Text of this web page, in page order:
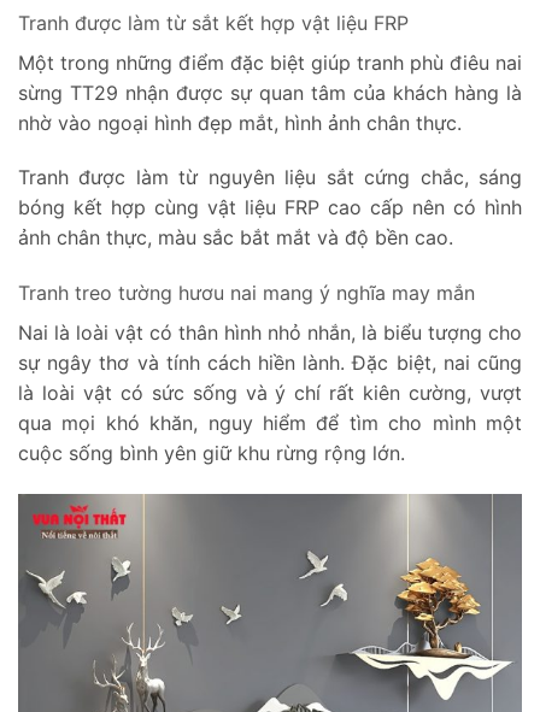
Tranh được làm từ sắt kết hợp vật liệu FRP
Một trong những điểm đặc biệt giúp tranh phù điêu nai
sừng TT29 nhận được sự quan tâm của khách hàng là
nhờ vào ngoại hình đẹp mắt, hình ảnh chân thực.
Tranh được làm từ nguyên liệu sắt cứng chắc, sáng
bóng kết hợp cùng vật liệu FRP cao cấp nên có hình
ảnh chân thực, màu sắc bắt mắt và độ bền cao.
Tranh treo tường hươu nai mang ý nghĩa may mắn
Nai là loài vật có thân hình nhỏ nhắn, là biểu tượng cho
sự ngây thơ và tính cách hiền lành. Đặc biệt, nai cũng
là loài vật có sức sống và ý chí rất kiên cường, vượt
qua mọi khó khăn, nguy hiểm để tìm cho mình một
cuộc sống bình yên giữ khu rừng rộng lớn.